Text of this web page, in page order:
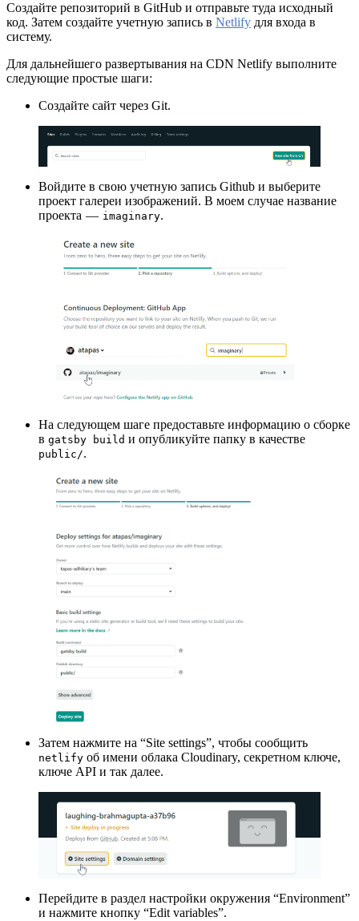
Создайте репозиторий в GitHub и отправьте туда исходный
код. Затем создайте учетную запись в Netlify для входа в
систему.
Для дальнейшего развертывания на CDN Netlify выполните
следующие простые шаги:
Создайте сайт через Git.
Войдите в свою учетную запись Github и выберите
проект галереи изображений. В моем случае название
проекта — imaginary.
На следующем шаге предоставьте информацию о сборке
в gatsby build и опубликуйте папку в качестве
public/.
Затем нажмите на “Site settings”, чтобы сообщить
netlify об имени облака Cloudinary, секретном ключе,
ключе API и так далее.
Перейдите в раздел настройки окружения “Environment”
и нажмите кнопку “Edit variables”.